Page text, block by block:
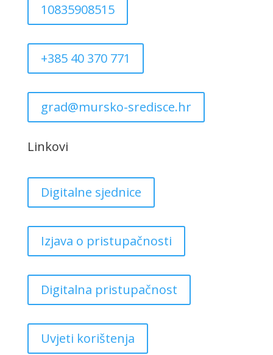
10835908515
+385 40 370 771
grad@mursko-sredisce.hr
Linkovi
Digitalne sjednice
Izjava o pristupačnosti
Digitalna pristupačnost
Uvjeti korištenja